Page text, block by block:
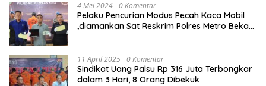
4 Mei 2024 0 Komentar
Pelaku Pencurian Modus Pecah Kaca Mobil
,diamankan Sat Reskrim Polres Metro Bekasi
11 April 2025 0 Komentar
Sindikat Uang Palsu Rp 316 Juta Terbongkar
dalam 3 Hari, 8 Orang Dibekuk